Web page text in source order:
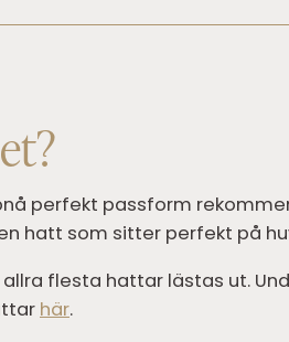
perfekt passform
hatt som sitter perfekt på
flesta hattar lästas ut.
här.